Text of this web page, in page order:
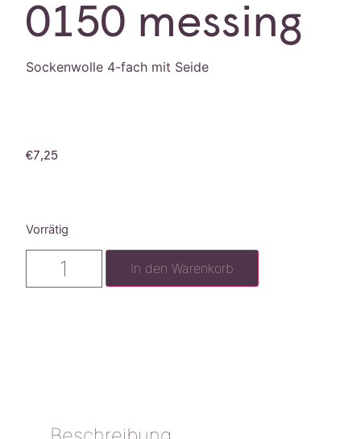
0150 messing
Sockenwolle 4-fach mit Seide
€7,25
Vorrätig
In den Warenkorb